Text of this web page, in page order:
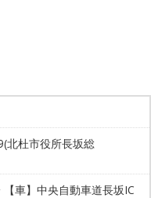
北杜市役所長坂総
【車】中央自動車道長坂IC